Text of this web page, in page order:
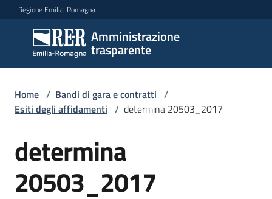
Vai al contenuto
Vai alla navigazione
Vai al footer
Regione Emilia-Romagna
Amministrazione
trasparente
Amministrazione
trasparente
Sottosezioni
Accesso
Home / Bandi di gara e contratti /
Esiti degli affidamenti / determina 20503_2017
determina
20503_2017